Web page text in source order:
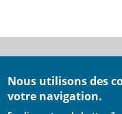
Nous utilisons des
votre navigation.